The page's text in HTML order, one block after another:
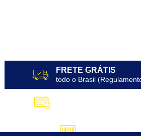
FRETE GRÁTIS
todo o Brasil
5%